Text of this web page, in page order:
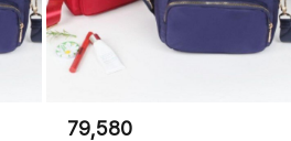
79,580